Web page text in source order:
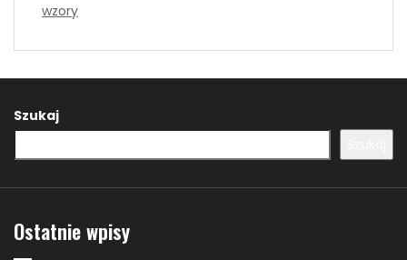
wzory
Szukaj
Ostatnie wpisy